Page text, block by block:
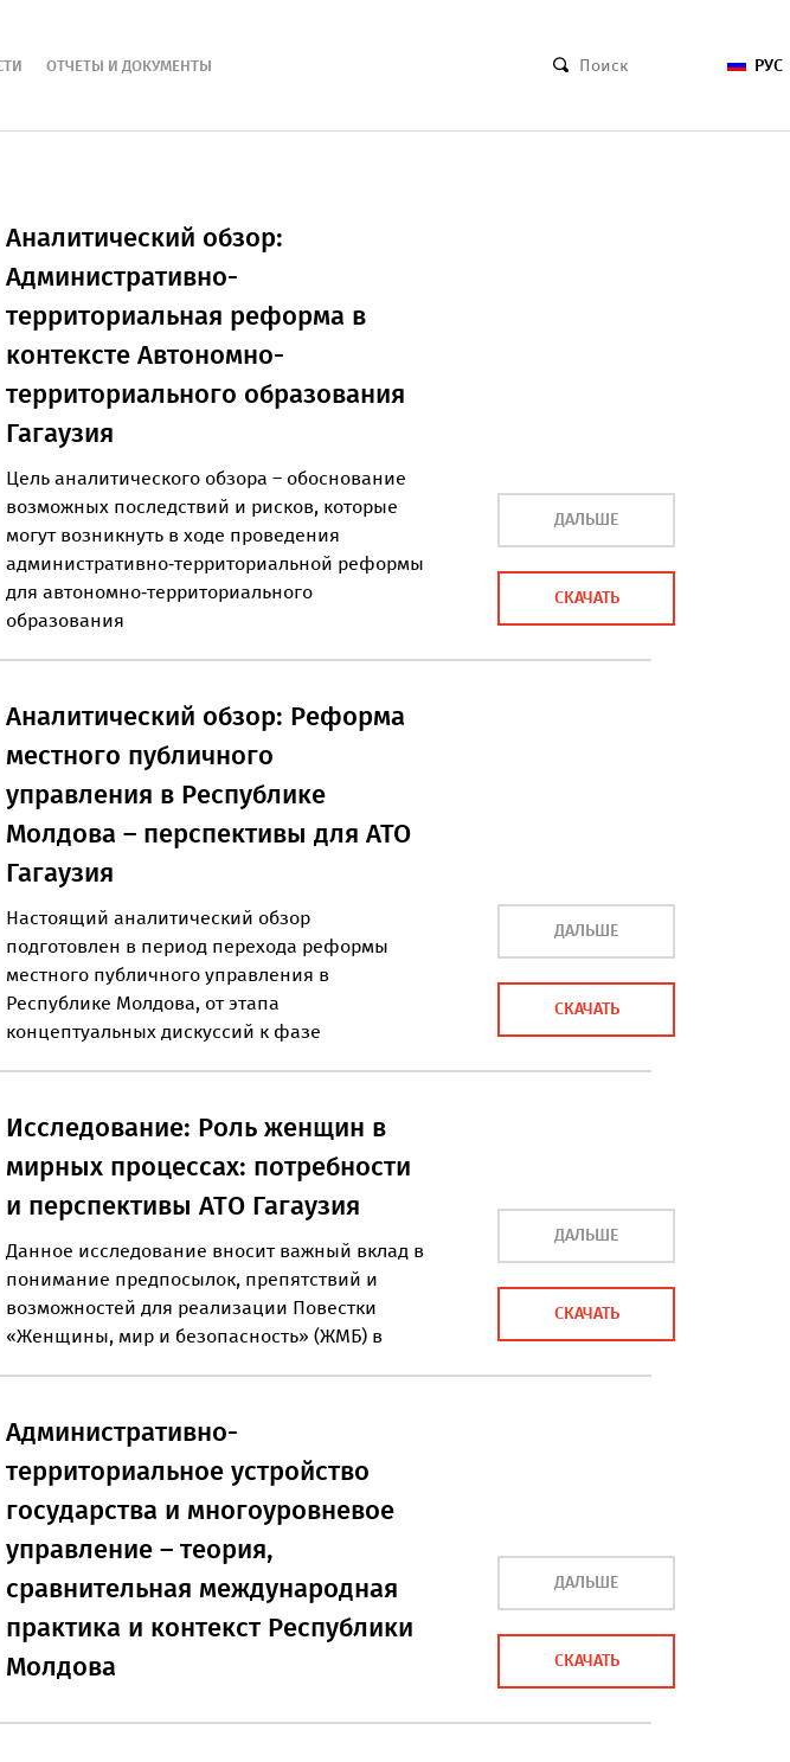
ОТЧЕТЫ И ДОКУМЕНТЫ РУС
Aналитический обзор:
Административно-
территориальная реформа в
контексте Автономно-
территориального образования
Гагаузия
Цель аналитического обзора – обоснование
возможных последствий и рисков, которые
могут возникнуть в ходе проведения
административно‑территориальной реформы
для автономно‑территориального
образования
ДАЛЬШЕ
СКАЧАТЬ
Аналитический обзoр: Реформа
местного публичного
управления в Республике
Молдова – перспективы для АТО
Гагаузия
Настоящий аналитический обзор
подготовлен в период перехода реформы
местного публичного управления в
Республике Молдова, от этапа
концептуальных дискуссий к фазе
ДАЛЬШЕ
СКАЧАТЬ
Исследование: Роль женщин в
мирных процессах: потребности
и перспективы АТO Гагаузия
Данное исследование вносит важный вклад в
понимание предпосылок, препятствий и
возможностей для реализации Повестки
«Женщины, мир и безопасность» (ЖМБ) в
ДАЛЬШЕ
СКАЧАТЬ
Административно-
территориальное устройство
государства и многоуровневое
управление – теория,
сравнительная международная
практика и контекст Республики
Молдова
ДАЛЬШЕ
СКАЧАТЬ